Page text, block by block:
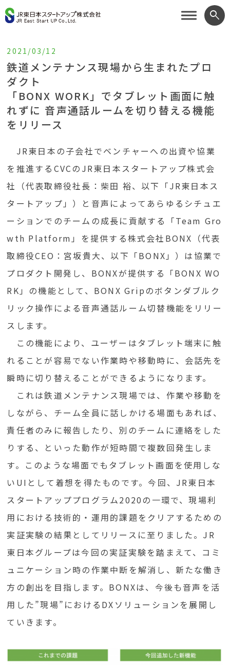
search
2021/03/12
鉄道メンテナンス現場から生まれたプロ
ダクト
「BONX WORK」でタブレット画面に触
れずに 音声通話ルームを切り替える機能
をリリース
JR東日本の子会社でベンチャーへの出資や協業
を推進するCVCのJR東日本スタートアップ株式会
社（代表取締役社長：柴田 裕、以下「JR東日本ス
タートアップ」）と音声によってあらゆるシチュエ
ーションでのチームの成長に貢献する「Team Gro
wth Platform」を提供する株式会社BONX（代表
取締役CEO：宮坂貴大、以下「BONX」）は協業で
プロダクト開発し、BONXが提供する「BONX WO
RK」の機能として、BONX Gripのボタンダブルク
リック操作による音声通話ルーム切替機能をリリー
スします。
この機能により、ユーザーはタブレット端末に触
れることが容易でない作業時や移動時に、会話先を
瞬時に切り替えることができるようになります。
これは鉄道メンテナンス現場では、作業や移動を
しながら、チーム全員に話しかける場面もあれば、
責任者のみに報告したり、別のチームに連絡をした
りする、といった動作が短時間で複数回発生しま
す。このような場面でもタブレット画面を使用しな
いUIとして着想を得たものです。今回、JR東日本
スタートアッププログラム2020の一環で、現場利
用における技術的・運用的課題をクリアするための
実証実験の結果としてリリースに至りました。JR
東日本グループは今回の実証実験を踏まえて、コミ
ュニケーション時の作業中断を解消し、新たな働き
方の創出を目指します。BONXは、今後も音声を活
用した”現場”におけるDXソリューションを展開し
ていきます。